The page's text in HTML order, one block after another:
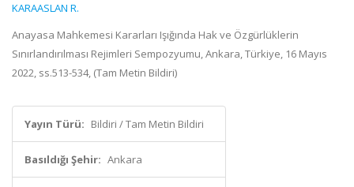
KARAASLAN R.
Anayasa Mahkemesi Kararları Işığında Hak ve Özgürlüklerin
Sınırlandırılması Rejimleri Sempozyumu, Ankara, Türkiye, 16 Mayıs
2022, ss.513-534, (Tam Metin Bildiri)
Yayın Türü: Bildiri / Tam Metin Bildiri
Basıldığı Şehir: Ankara